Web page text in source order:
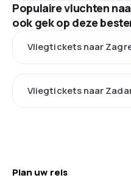
Populaire vluchten
ook gek op deze
Vliegtickets naar
Vliegtickets naar
Plan uw reis